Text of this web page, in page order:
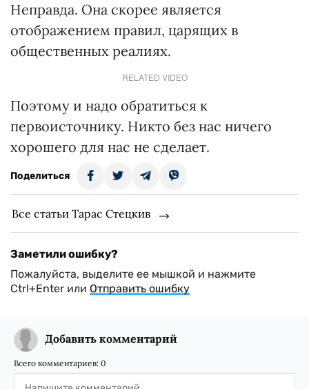
Неправда. Она скорее является
отображением правил, царящих в
общественных реалиях.
RELATED VIDEO
Поэтому и надо обратиться к
первоисточнику. Никто без нас ничего
хорошего для нас не сделает.
Поделиться
Все статьи Тарас Стецкив
Заметили ошибку?
Пожалуйста, выделите ее мышкой и нажмите
Ctrl+Enter или Отправить ошибку
Добавить комментарий
Всего комментариев: 0